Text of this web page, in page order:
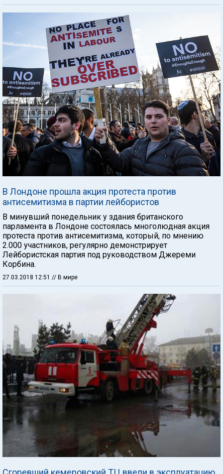
В Лондоне прошла акция протеста против
антисемитизма в партии лейбористов
В минувший понедельник у здания британского
парламента в Лондоне состоялась многолюдная акция
протеста против антисемитизма, который, по мнению
2.000 участников, регулярно демонстрирует
Лейбористская партия под руководством Джереми
Корбина.
27.03.2018 12:51 // В мире